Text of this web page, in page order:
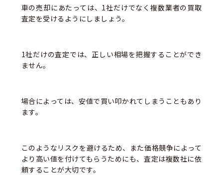
車の売却にあたっては、1社だけでなく複数業者の買取
査定を受けるようにしましょう。
1社だけの査定では、正しい相場を把握することができ
ません。
場合によっては、安値で買い叩かれてしまうこともあり
ます。
このようなリスクを避けるため、また価格競争によって
より高い値を付けてもらうためにも、査定は複数社に依
頼することが大切です。